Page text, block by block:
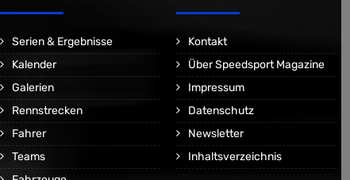
Serien & Ergebnisse
Kalender
Galerien
Rennstrecken
Fahrer
Teams
Kontakt
Über Speedsport Magazine
Impressum
Datenschutz
Newsletter
Inhaltsverzeichnis